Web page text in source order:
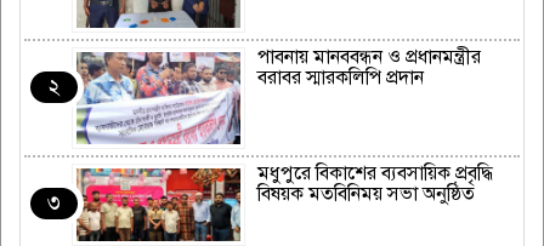
২
পাবনায় মানববন্ধন ও প্রধানমন্ত্রীর
বরাবর স্মারকলিপি প্রদান
৩
মধুপুরে বিকাশের ব্যবসায়িক প্রবৃদ্ধি
বিষয়ক মতবিনিময় সভা অনুষ্ঠিত